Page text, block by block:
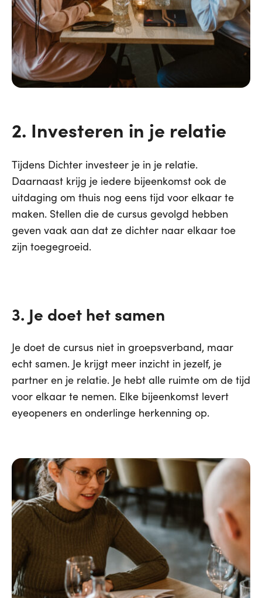
2. Investeren in je relatie
Tijdens Dichter investeer je in je relatie.
Daarnaast krijg je iedere bijeenkomst ook de
uitdaging om thuis nog eens tijd voor elkaar te
maken. Stellen die de cursus gevolgd hebben
geven vaak aan dat ze dichter naar elkaar toe
zijn toegegroeid.
3. Je doet het samen
Je doet de cursus niet in groepsverband, maar
echt samen. Je krijgt meer inzicht in jezelf, je
partner en je relatie. Je hebt alle ruimte om de tijd
voor elkaar te nemen. Elke bijeenkomst levert
eyeopeners en onderlinge herkenning op.